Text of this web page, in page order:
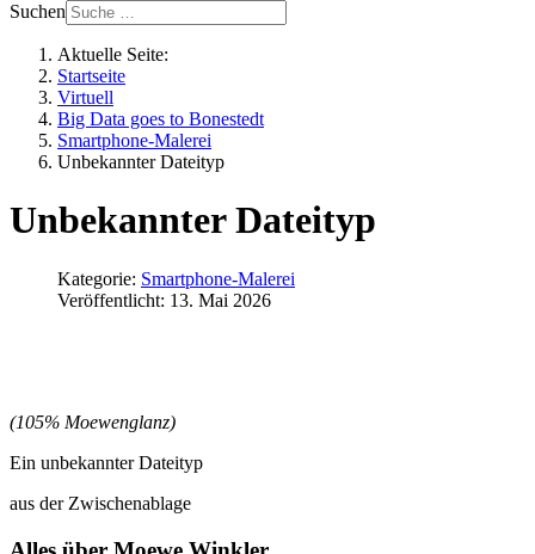
Suchen
Aktuelle Seite:
Startseite
Virtuell
Big Data goes to Bonestedt
Smartphone-Malerei
Unbekannter Dateityp
Unbekannter Dateityp
Kategorie: Smartphone-Malerei
Veröffentlicht: 13. Mai 2026
(105% Moewenglanz)
Ein unbekannter Dateityp
aus der Zwischenablage